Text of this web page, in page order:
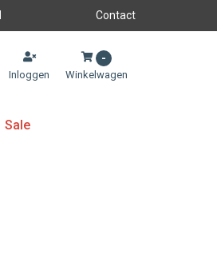
Contact
Inloggen
-
Winkelwagen
Sale